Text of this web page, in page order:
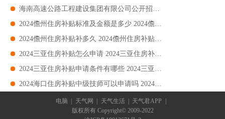
电脑 天气网 天气生活 天气君APP
版权所有 Copyright© 2009-2022